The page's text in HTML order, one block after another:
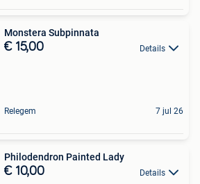
Monstera Subpinnata
€ 15,00 Details
Relegem 7 jul 26
Philodendron Painted Lady
€ 10,00 Details